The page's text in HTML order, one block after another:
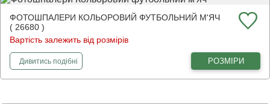
ФОТОШПАЛЕРИ КОЛЬОРОВИЙ ФУТБОЛЬНИЙ М'ЯЧ
( 26680 )
Вартість залежить від розмірів
Дивитисьфотошпалери
подібні РОЗМІРИ